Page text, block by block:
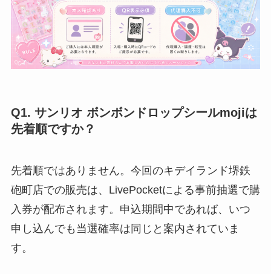
Q1. サンリオ ボンボンドロップシールmojiは
先着順ですか？
先着順ではありません。今回のキデイランド堺鉄
砲町店での販売は、LivePocketによる事前抽選で購
入券が配布されます。申込期間中であれば、いつ
申し込んでも当選確率は同じと案内されていま
す。